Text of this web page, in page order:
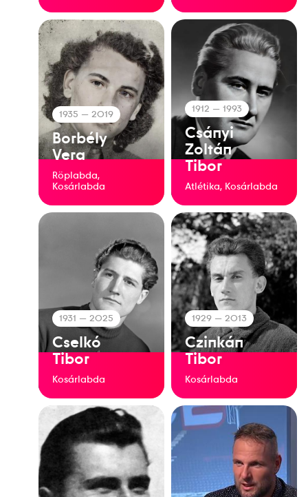
1935 — 2019
Borbély
Vera
Röplabda,
Kosárlabda
1912 — 1993
Csányi
Zoltán
Tibor
Atlétika, Kosárlabda
1931 — 2025
Cselkó
Tibor
Kosárlabda
1929 — 2013
Czinkán
Tibor
Kosárlabda